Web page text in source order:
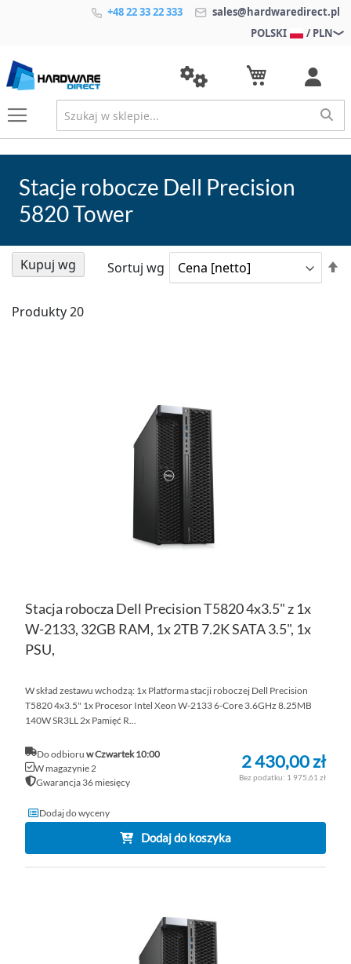
+48 22 33 22 333
sales@hardwaredirect.pl
POLSKI
/ PLN
Stacje robocze Dell Precision
5820 Tower
Produkty20
Sortuj wg
Stacja robocza Dell Precision T5820 4x3.5" z 1x
W-2133, 32GB RAM, 1x 2TB 7.2K SATA 3.5", 1x
PSU,
W skład zestawu wchodzą: 1x Platforma stacji roboczej Dell Precision
T5820 4x3.5" 1x Procesor Intel Xeon W-2133 6-Core 3.6GHz 8.25MB
140W SR3LL 2x Pamięć R...
Do odbioru w Czwartek 10:00
W magazynie 2
Gwarancja 36 miesięcy
2 430,00 zł
1 975,61 zł
Dodaj do wyceny
Dodaj do koszyka
Kupuj wg